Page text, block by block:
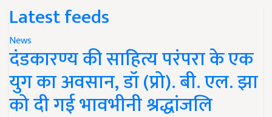
Latest feeds
News
दंडकारण्य की साहित्य परंपरा के एक
युग का अवसान, डॉ (प्रो). बी. एल. झा
को दी गई भावभीनी श्रद्धांजलि